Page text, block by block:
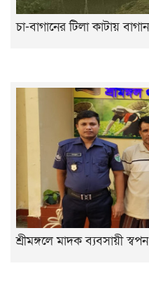
চা-বাগানের টিলা কাটায়
শ্রীমঙ্গলে মাদক ব্যবসায়ী স্বপন